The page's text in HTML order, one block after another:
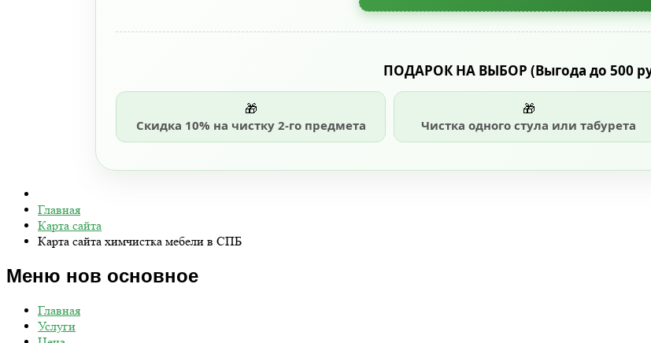
ПОДАРОК НА ВЫБОР (Выгода до 500
🎁
Скидка 10% на чистку 2-го предмета
🎁
Чистка одного стула или табурета
Главная
Карта сайта
Карта сайта химчистка мебели в СПБ
Меню нов основное
Главная
Услуги